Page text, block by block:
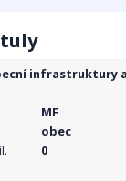
infrastruktury
MF
obec
0